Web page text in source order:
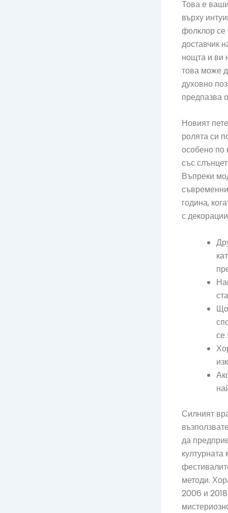
Това е
върху
фолклор се
доставчик
нощта и ви
това може
духовно
предпазва
Новият
ролята си
особено по
със
Въпреки
година,
с
Що
се
Силният
да
методи.
2006 и 2018